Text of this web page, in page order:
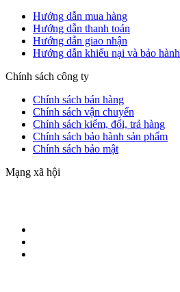
Hướng dẫn mua hàng
Hướng dẫn thanh toán
Hướng dẫn giao nhận
Hướng dẫn khiếu nại và bảo hành
Chính sách công ty
Chính sách bán hàng
Chính sách vận chuyển
Chính sách kiểm, đổi, trả hàng
Chính sách bảo hành sản phẩm
Chính sách bảo mật
Mạng xã hội